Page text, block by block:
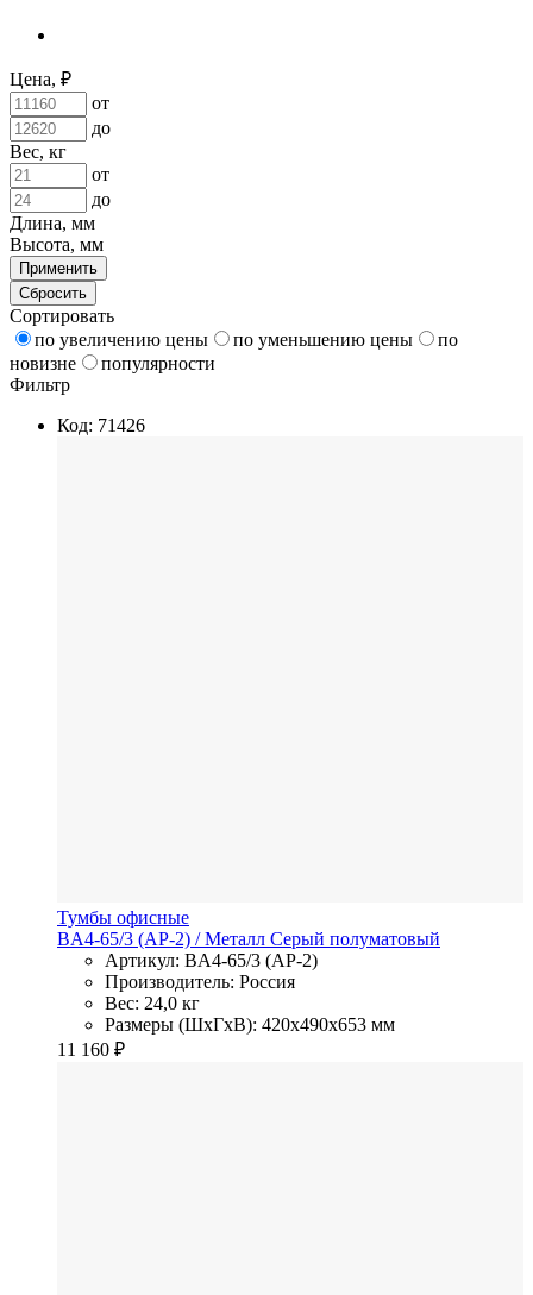
Цена, ₽
от
до
Вес, кг
от
до
Длина, мм
Высота, мм
Применить
Сбросить
Сортировать
по увеличению цены
по уменьшению цены
по
новизне
популярности
Фильтр
Код: 71426
Тумбы офисные
BA4-65/3 (АР-2) / Металл Серый полуматовый
Артикул: BA4-65/3 (АР-2)
Производитель: Россия
Вес: 24,0 кг
Размеры (ШхГхВ): 420x490x653 мм
11 160 ₽